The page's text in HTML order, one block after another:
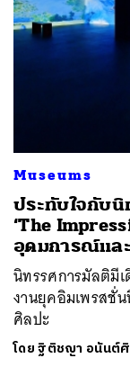
Museums
ประทับใจกับ
‘The
อุดมการณ์แล
นิทรรศการมัลติมี
งานยุคอิมเพรสชั่
ศิลปะ
โดยฐิติชญา อนันต์